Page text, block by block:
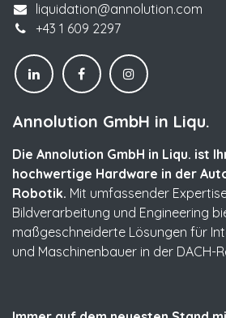
liquidation@annolution.com
+43 1 609 2297
Annolution GmbH in Liqu.
Die Annolution GmbH in Liqu. ist
hochwertige Hardware in der
Robotik. Mit umfassender
Bildverarbeitung und Engineering
maßgeschneiderte Lösungen für
und Maschinenbauer in der DACH-